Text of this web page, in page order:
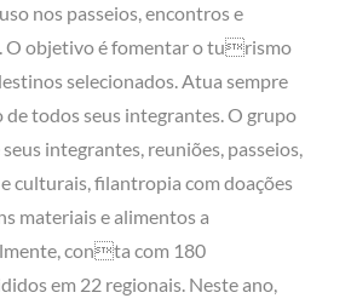
nos passeios, encontros e
O objetivo é fomentar o turismo
selecionados. Atua sempre
de todos seus integrantes. O grupo
integrantes, reuniões, passeios,
culturais, filantropia com doações
materiais e alimentos a
conta com 180
em 22 regionais. Neste ano,